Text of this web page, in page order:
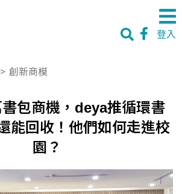
登入
> 創新商模
書包商機，deya推循環書
能回收！他們如何走進校
園？